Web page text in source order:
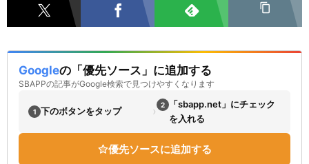
Googleの「優先ソース」に追加する
SBAPPの記事がGoogle検索で見つけやすくなります
1 下のボタンをタップ › 2
「sbapp.net」にチェック
を入れる
優先ソースに追加する